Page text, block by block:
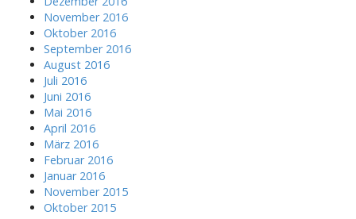
November 2016
Oktober 2016
September 2016
August 2016
Juli 2016
Juni 2016
Mai 2016
April 2016
März 2016
Februar 2016
Januar 2016
November 2015
Oktober 2015